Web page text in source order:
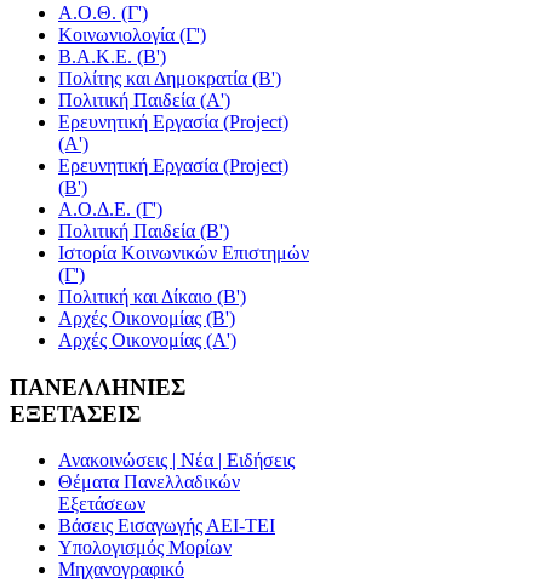
Α.Ο.Θ. (Γ')
Κοινωνιολογία (Γ')
Β.Α.Κ.Ε. (Β')
Πολίτης και Δημοκρατία (Β')
Πολιτική Παιδεία (A')
Ερευνητική Εργασία (Project)
(Α')
Ερευνητική Εργασία (Project)
(Β')
Α.Ο.Δ.Ε. (Γ')
Πολιτική Παιδεία (Β')
Ιστορία Κοινωνικών Επιστημών
(Γ')
Πολιτική και Δίκαιο (Β')
Αρχές Οικονομίας (Β')
Αρχές Οικονομίας (Α')
ΠΑΝΕΛΛΗΝΙΕΣ
ΕΞΕΤΑΣΕΙΣ
Ανακοινώσεις | Νέα | Ειδήσεις
Θέματα Πανελλαδικών
Εξετάσεων
Βάσεις Εισαγωγής ΑΕΙ-ΤΕΙ
Υπολογισμός Μορίων
Μηχανογραφικό